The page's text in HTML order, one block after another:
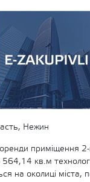
Нежин
приміщення
кв.м
на околиці міста,